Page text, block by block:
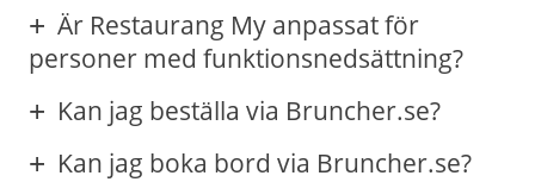
Är Restaurang My anpassat för
personer med funktionsnedsättning?
Kan jag beställa via Bruncher.se?
Kan jag boka bord via Bruncher.se?